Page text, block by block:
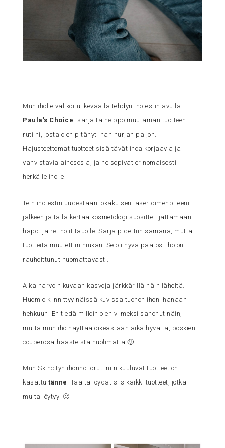
Mun iholle valikoitui keväällä tehdyn ihotestin avulla
Paula’s Choice -sarjalta helppo muutaman tuotteen
rutiini, josta olen pitänyt ihan hurjan paljon.
Hajusteettomat tuotteet sisältävät ihoa korjaavia ja
vahvistavia ainesosia, ja ne sopivat erinomaisesti
herkälle iholle.
Tein ihotestin uudestaan lokakuisen lasertoimenpiteeni
jälkeen ja tällä kertaa kosmetologi suositteli jättämään
hapot ja retinolit tauolle. Sarja pidettiin samana, mutta
tuotteita muutettiin hiukan. Se oli hyvä päätös. Iho on
rauhoittunut huomattavasti.
Aika harvoin kuvaan kasvoja järkkärillä näin läheltä.
Huomio kiinnittyy näissä kuvissa tuohon ihon ihanaan
hehkuun. En tiedä milloin olen viimeksi sanonut näin,
mutta mun iho näyttää oikeastaan aika hyvältä, poskien
couperosa-haasteista huolimatta 🙂
Mun Skincityn ihonhoitorutiiniin kuuluvat tuotteet on
kasattutänne . Täältä löydät siis kaikki tuotteet, jotka
multa löytyy! 🙂